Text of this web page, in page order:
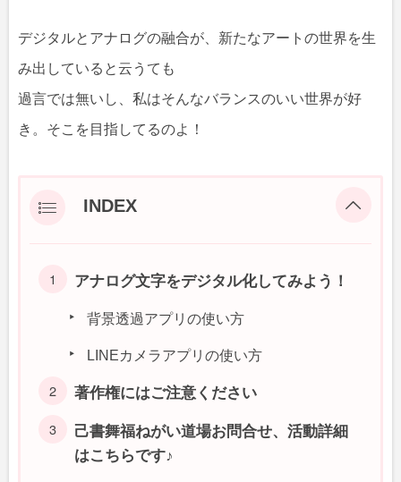
デジタルとアナログの融合が、新たなアートの世界を生
み出していると云うても
過言では無いし、私はそんなバランスのいい世界が好
き。そこを目指してるのよ！
INDEX
アナログ文字をデジタル化してみよう！
背景透過アプリの使い方
LINEカメラアプリの使い方
著作権にはご注意ください
己書舞福ねがい道場お問合せ、活動詳細
はこちらです♪